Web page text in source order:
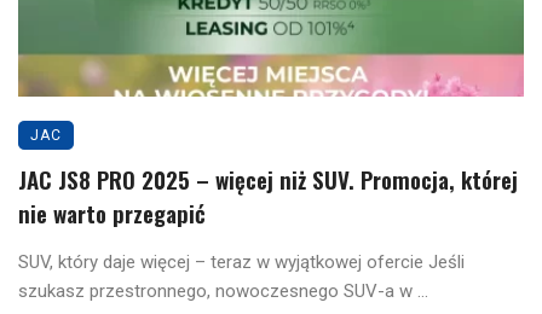
JAC
JAC JS8 PRO 2025 – więcej niż SUV. Promocja, której
nie warto przegapić
SUV, który daje więcej – teraz w wyjątkowej ofercie Jeśli
szukasz przestronnego, nowoczesnego SUV-a w ...